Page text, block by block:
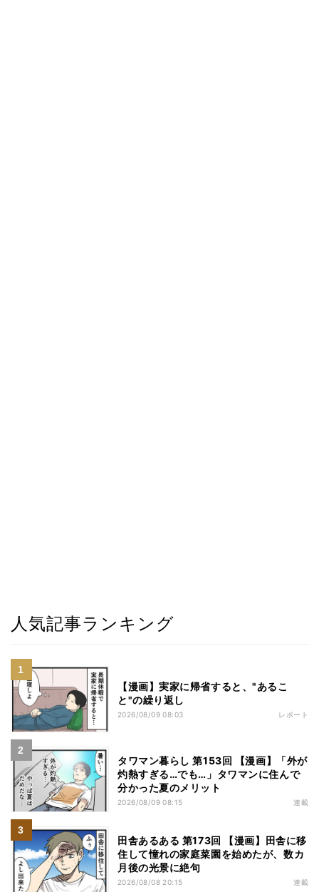
人気記事ランキング
【漫画】実家に帰省すると、"あるこ
と"の繰り返し
2026/08/09 08:03 レポート
タワマン暮らし 第153回 【漫画】「外が
灼熱すぎる…でも…」タワマンに住んで
分かった夏のメリット
2026/08/09 08:15 連載
田舎あるある 第173回 【漫画】田舎に移
住して憧れの家庭菜園を始めたが、数カ
月後の光景に絶句
2026/08/08 20:15 連載